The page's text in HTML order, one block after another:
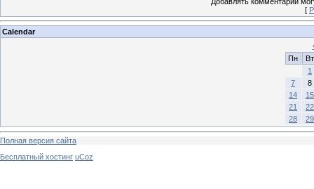
[
Calendar
Пн
Вт
1
7
8
14
15
21
22
28
29
Полная версия сайта
Бесплатный хостинг uCoz